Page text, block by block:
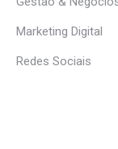
Marketing Digital
Redes Sociais